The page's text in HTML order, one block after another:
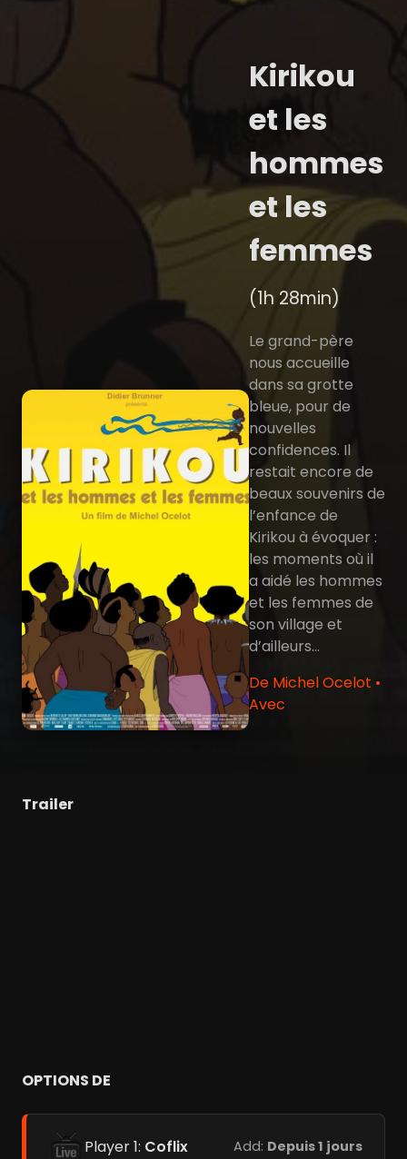
Kirikou
et les
hommes
et les
femmes
(1h 28min)
Le grand-père
nous accueille
dans sa grotte
bleue, pour de
nouvelles
confidences. Il
restait encore de
beaux souvenirs de
l’enfance de
Kirikou à évoquer :
les moments où il
a aidé les hommes
et les femmes de
son village et
d’ailleurs…
De Michel Ocelot •
Avec
Trailer
OPTIONS DE
Player 1: Coflix Add: Depuis 1 jours